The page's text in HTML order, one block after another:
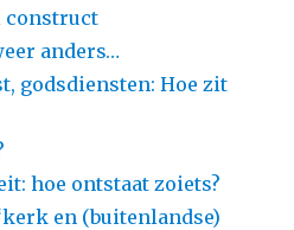
construct
anders…
godsdiensten: Hoe zit
hoe ontstaat zoiets?
en (buitenlandse)